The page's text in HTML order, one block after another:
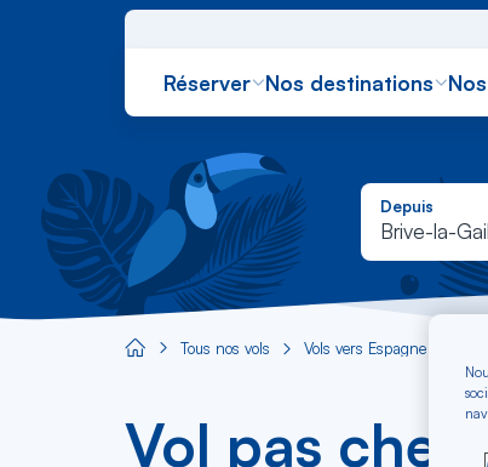
Réserver Nos destinations
Depuis
Brive-la-
Aircaraibes.com
Tous nos vols Vols vers Espagne
Vol pas cher